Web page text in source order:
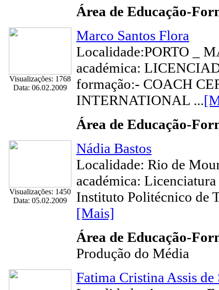
Área de Educação-
Visualizações: 1768
Data: 06.02.2009
Marco Santos Flora
Localidade:PORTO _
académica:
formação:- COACH
INTERNATIONAL ...
Área de Educação-
Visualizações: 1450
Data: 05.02.2009
Nádia Bastos
Localidade: Rio de
académica:
Instituto Politécnico de
[Mais]
Área de Educação-
Produção do Média
Fatima Cristina Assis de